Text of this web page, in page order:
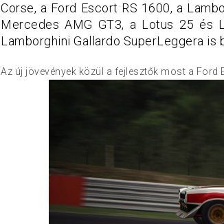
Corse, a Ford Escort RS 1600, a
Mercedes AMG GT3, a Lotus 25 és
Lamborghini Gallardo SuperLeggera is
Az új jövevények közül a fejlesztők most a Ford